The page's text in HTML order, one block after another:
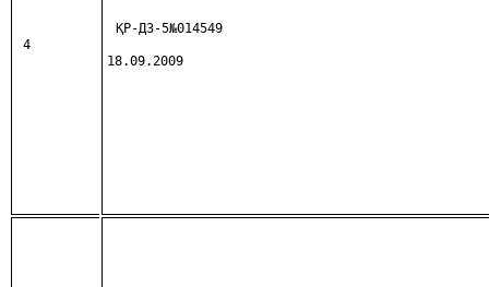
4
ҚР-ДЗ-5№014549
18.09.2009